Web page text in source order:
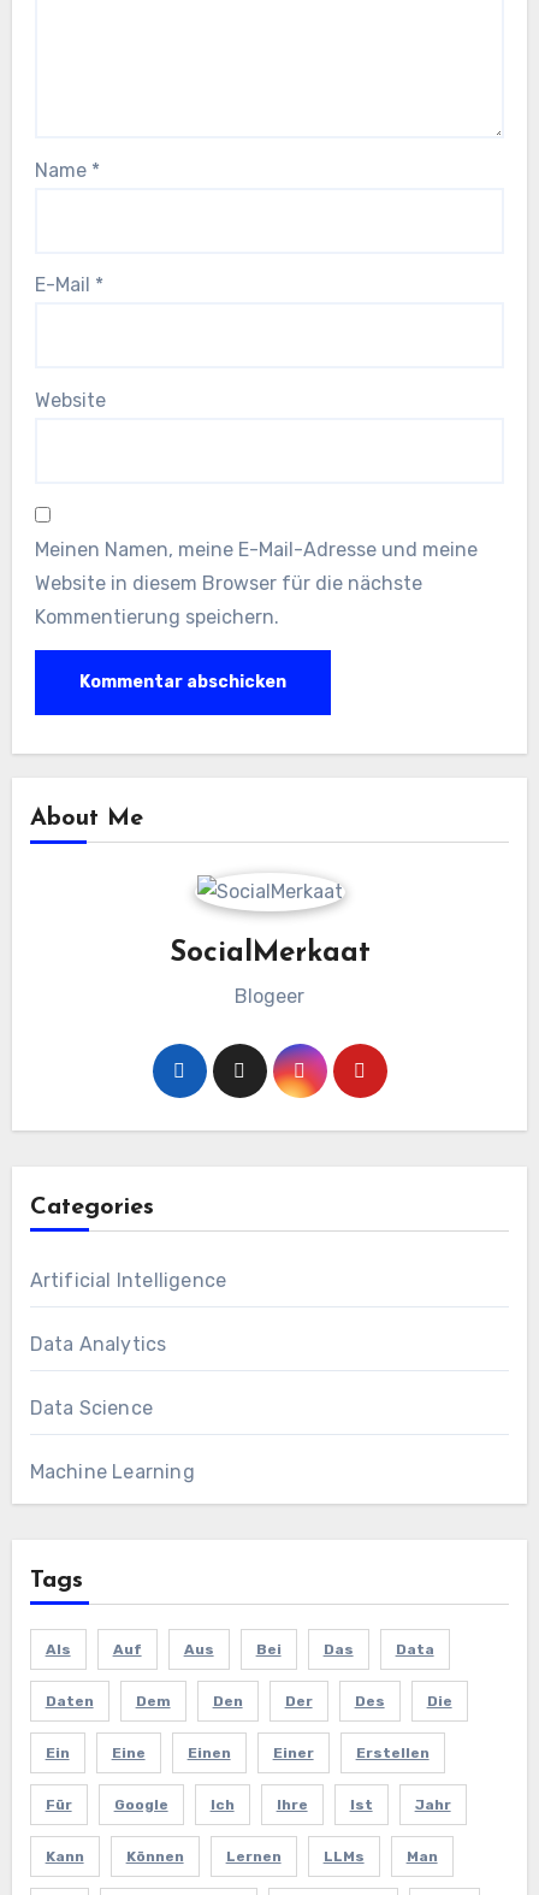
Name *
E-Mail *
Website
Meinen Namen, meine E-Mail-Adresse und meine
Website in diesem Browser für die nächste
Kommentierung speichern.
About Me
SocialMerkaat
Blogeer
Categories
Artificial Intelligence
Data Analytics
Data Science
Machine Learning
Tags
Als Auf Aus Bei Das Data
Daten Dem Den Der Des Die
Ein Eine Einen Einer Erstellen
Für Google Ich Ihre Ist Jahr
Kann Können Lernen LLMs Man